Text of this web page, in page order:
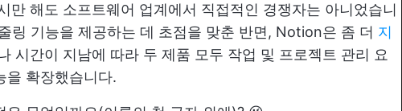
해도 소프트웨어 업계에서 직접적인 경쟁자는 아니었습니
링 기능을 제공하는 데 초점을 맞춘 반면, Notion은 좀 더 지
시간이 지남에 따라 두 제품 모두 작업 및 프로젝트 관리 요
을 확장했습니다.